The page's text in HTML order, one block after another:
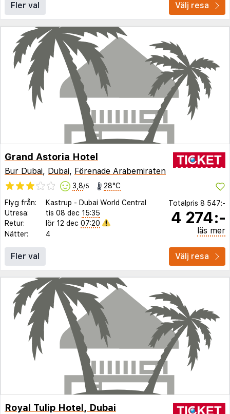
Fler val Välj resa
Grand Astoria Hotel
Bur Dubai, Dubai, Förenade Arabemiraten
3,8/5 28°C
Flyg från: Kastrup - Dubai World Central
Utresa:
tis 08 dec 15:35
Retur:
lör 12 dec 07:20
Nätter:
4
Totalpris 8 547:-
4 274:-
läs mer
Fler val Välj resa
Royal Tulip Hotel, Dubai